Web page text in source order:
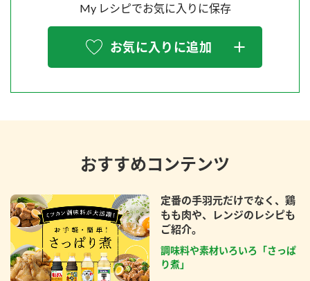
My レシピでお気に入りに保存
お気に入りに追加
おすすめコンテンツ
定番の手羽元だけでなく、鶏
もも肉や、レンジのレシピも
ご紹介。
調味料や素材いろいろ「さっぱ
り煮」